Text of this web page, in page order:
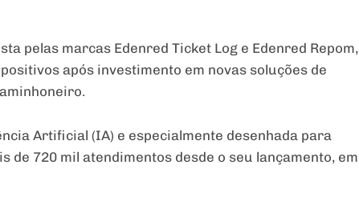
pelas marcas Edenred Ticket Log e Edenred Repom,
após investimento em novas soluções de
Artificial (IA) e especialmente desenhada para
720 mil atendimentos desde o seu lançamento, em